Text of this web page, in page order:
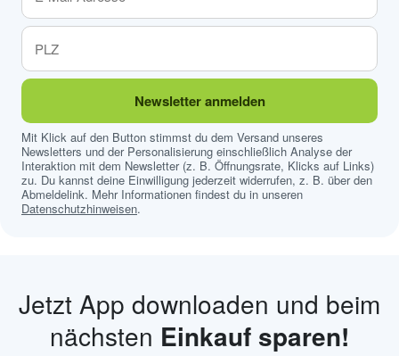
Newsletter anmelden
Mit Klick auf den Button stimmst du dem Versand unseres
Newsletters und der Personalisierung einschließlich Analyse der
Interaktion mit dem Newsletter (z. B. Öffnungsrate, Klicks auf Links)
zu. Du kannst deine Einwilligung jederzeit widerrufen, z. B. über den
Abmeldelink. Mehr Informationen findest du in unseren
Datenschutzhinweisen.
Jetzt App downloaden und beim
nächsten Einkauf sparen!